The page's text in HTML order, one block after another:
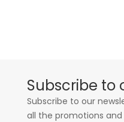
Subscribe to
Subscribe to our
all the promotions and